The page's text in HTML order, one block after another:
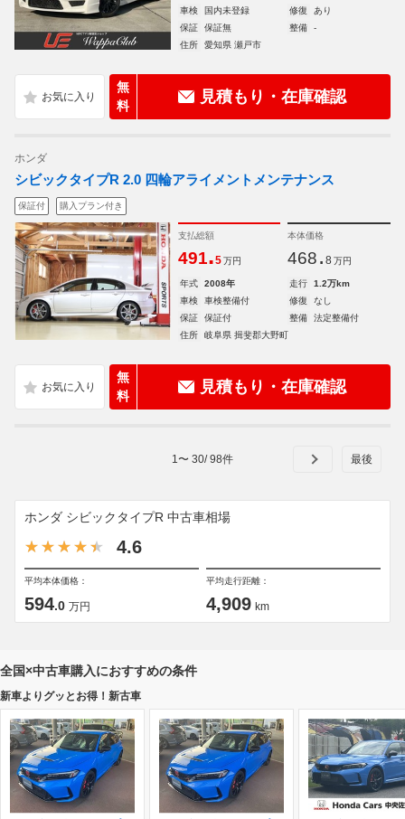
車検
国内未登録 修復
あり
保証
保証無 整備
-
住所
愛知県 瀬戸市
無
料
見積もり・在庫確認
ホンダ
シビックタイプR 2.0 四輪アライメントメンテナンス
保証付 購入プラン付き
支払総額
491.5 万円
本体価格
468. 8 万円
年式 2008年 走行
1.2万km
車検
車検整備付 修復
なし
保証
保証付 整備
法定整備付
住所
岐阜県 揖斐郡大野町
無
料
見積もり・在庫確認
1 〜 30/98件
ホンダ シビックタイプR 中古車相場
4.6
平均本体価格：
594.0 万円
平均走行距離：
4,909 km
全国×中古車購入におすすめの条件
新車よりグッとお得！新古車